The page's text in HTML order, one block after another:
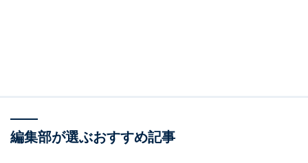
編集部が選ぶおすすめ記事